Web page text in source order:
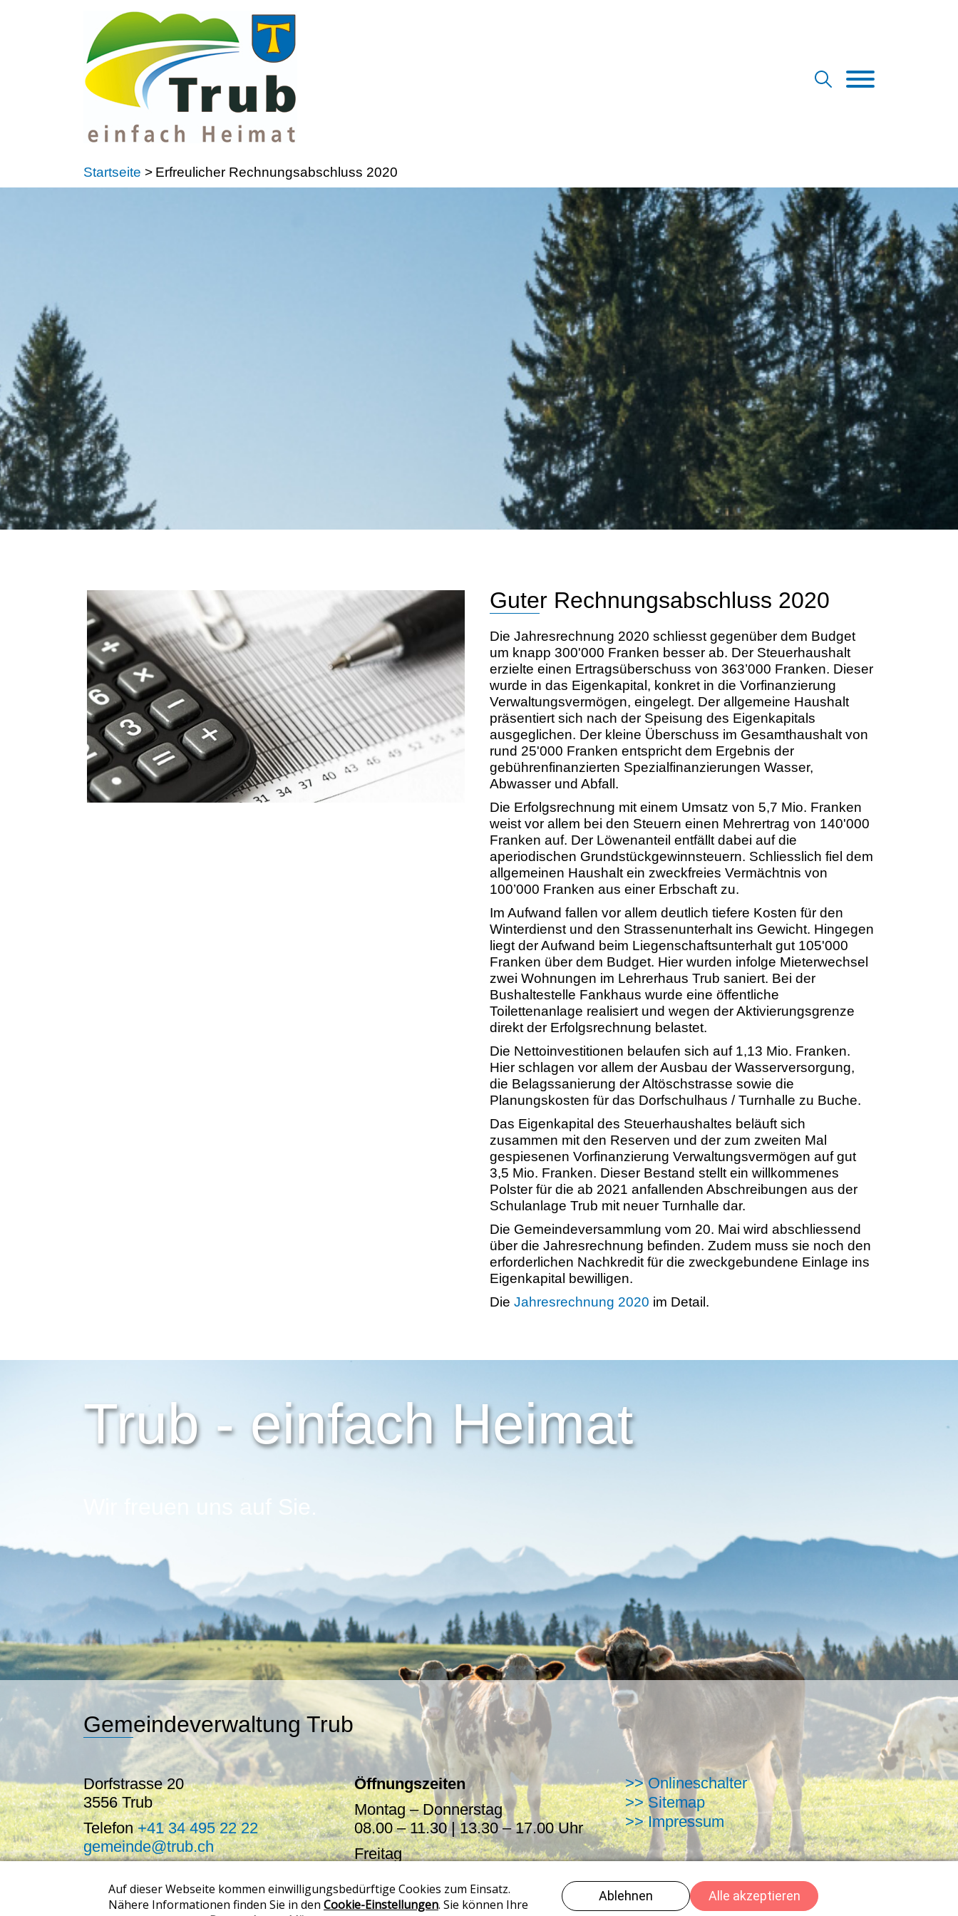
Startseite > Erfreulicher Rechnungsabschluss 2020
Guter Rechnungsabschluss 2020
Die Jahresrechnung 2020 schliesst gegenüber dem Budget
um knapp 300'000 Franken besser ab. Der Steuerhaushalt
erzielte einen Ertragsüberschuss von 363’000 Franken. Dieser
wurde in das Eigenkapital, konkret in die Vorfinanzierung
Verwaltungsvermögen, eingelegt. Der allgemeine Haushalt
präsentiert sich nach der Speisung des Eigenkapitals
ausgeglichen. Der kleine Überschuss im Gesamthaushalt von
rund 25'000 Franken entspricht dem Ergebnis der
gebührenfinanzierten Spezialfinanzierungen Wasser,
Abwasser und Abfall.
Die Erfolgsrechnung mit einem Umsatz von 5,7 Mio. Franken
weist vor allem bei den Steuern einen Mehrertrag von 140'000
Franken auf. Der Löwenanteil entfällt dabei auf die
aperiodischen Grundstückgewinnsteuern. Schliesslich fiel dem
allgemeinen Haushalt ein zweckfreies Vermächtnis von
100’000 Franken aus einer Erbschaft zu.
Im Aufwand fallen vor allem deutlich tiefere Kosten für den
Winterdienst und den Strassenunterhalt ins Gewicht. Hingegen
liegt der Aufwand beim Liegenschaftsunterhalt gut 105'000
Franken über dem Budget. Hier wurden infolge Mieterwechsel
zwei Wohnungen im Lehrerhaus Trub saniert. Bei der
Bushaltestelle Fankhaus wurde eine öffentliche
Toilettenanlage realisiert und wegen der Aktivierungsgrenze
direkt der Erfolgsrechnung belastet.
Die Nettoinvestitionen belaufen sich auf 1,13 Mio. Franken.
Hier schlagen vor allem der Ausbau der Wasserversorgung,
die Belagssanierung der Altöschstrasse sowie die
Planungskosten für das Dorfschulhaus / Turnhalle zu Buche.
Das Eigenkapital des Steuerhaushaltes beläuft sich
zusammen mit den Reserven und der zum zweiten Mal
gespiesenen Vorfinanzierung Verwaltungsvermögen auf gut
3,5 Mio. Franken. Dieser Bestand stellt ein willkommenes
Polster für die ab 2021 anfallenden Abschreibungen aus der
Schulanlage Trub mit neuer Turnhalle dar.
Die Gemeindeversammlung vom 20. Mai wird abschliessend
über die Jahresrechnung befinden. Zudem muss sie noch den
erforderlichen Nachkredit für die zweckgebundene Einlage ins
Eigenkapital bewilligen.
Die Jahresrechnung 2020 im Detail.
Trub - einfach Heimat
Gemeindeverwaltung Trub
Dorfstrasse 20
3556 Trub
Telefon+41 34 495 22 22
gemeinde@trub.ch
Öffnungszeiten
Montag – Donnerstag
08.00 – 11.30 | 13.30 – 17.00 Uhr
Freitag
Termine auch ausserhalb der
>> Onlineschalter
>> Sitemap
>> Impressum